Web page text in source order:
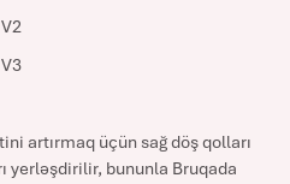
V2
V3
artırmaq üçün sağ döş qolları
yerləşdirilir, bununla Bruqada